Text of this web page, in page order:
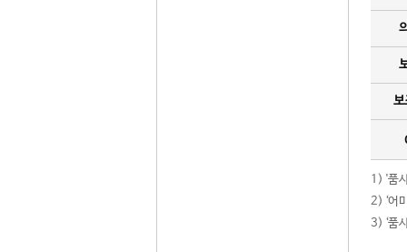
보
1) '품
2) ‘어
3) ‘품